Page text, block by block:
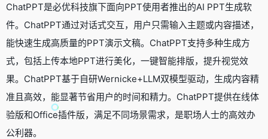
ChatPPT是必优科技旗下面向PPT使用者推出的AI PPT生成软
件。ChatPPT通过对话式交互，用户只需输入主题或内容描述，
能快速生成高质量的PPT演示文稿。ChatPPT支持多种生成方
式，包括上传本地PPT进行美化，一键智能排版，提升视觉效
果。ChatPPT基于自研Wernicke+LLM双模型驱动，生成内容精
准且高效，能显著节省用户的时间和精力。ChatPPT提供在线体
验版和Office插件版，满足不同场景需求，是职场人士的高效办
公利器。